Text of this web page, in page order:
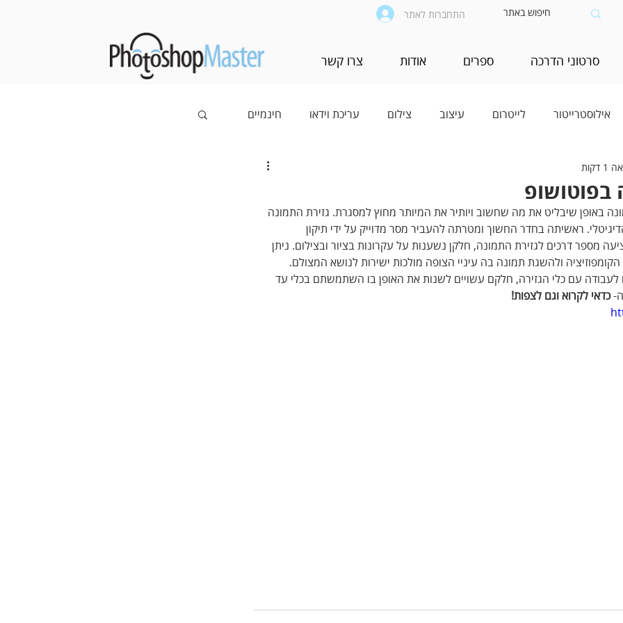
התחברות לאתר
סרטוני הדרכה ספרים אודות צרו קשר
אילוסטרייטור לייטרום עיצוב צילום עריכת וידאו חינמיים
בפוטושופ
כלי‭ ‬הגזירה‭ ‬מאפשר‭ ‬לגזור‭ ‬את‭ ‬התמונה‭ ‬באופן‭ ‬שיבליט‭ ‬את‭ ‬מה‭ ‬שחשוב ויותיר‭ ‬את‭ ‬המיותר‭ ‬מחוץ‭ ‬למסגרת. גזירת התמונה
ראשיתה בחדר החשוך ומטרתה להעביר מסר מדוייק על ידי תיקון
מספר דרכים לגזירת התמונה, חלקן נשענות על עקרונות בציור ובצילום. ניתן
ולהשגת תמונה בה עיניי הצופה מולכות ישירות לנושא המצולם.
לעבודה עם כלי הגזירה, חלקם עשויים לשנות את האופן בו השתמשתם בכלי עד
כדאי לקרוא וגם לצפות!